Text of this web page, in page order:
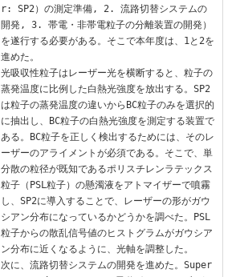
r: SP2）の測定準備, 2. 流路切替システムの
開発, 3. 帯電・非帯電粒子の分離装置の開発）
を遂行する必要がある。そこで本年度は、1と2を
進めた。
光吸収性粒子はレーザー光を横断すると、粒子の
蒸発温度に比例した白熱光強度を放出する。SP2
は粒子の蒸発温度の違いからBC粒子のみを選択的
に抽出し、BC粒子の白熱光強度を測定する装置で
ある。BC粒子を正しく検出するためには、そのレ
ーザーのアライメントが必須である。そこで、単
分散の粒径が既知であるポリスチレンラテックス
粒子（PSL粒子）の懸濁液をアトマイザーで噴霧
し、SP2に導入することで、レーザーの形がガウ
シアン分布になっているかどうかを調べた。PSL
粒子からの散乱信号値のヒストグラムがガウシア
ン分布に近くなるように、光軸を調整した。
次に、流路切替システムの開発を進めた。Super